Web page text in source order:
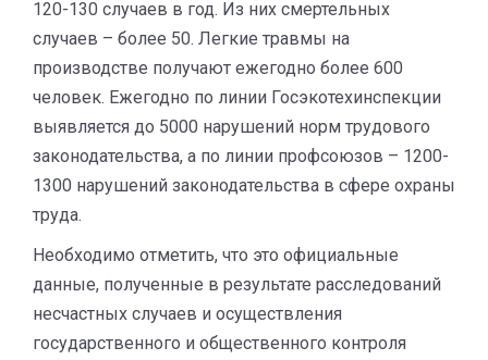
120-130 случаев в год. Из них смертельных
случаев – более 50. Легкие травмы на
производстве получают ежегодно более 600
человек. Ежегодно по линии Госэкотехинспекции
выявляется до 5000 нарушений норм трудового
законодательства, а по линии профсоюзов – 1200-
1300 нарушений законодательства в сфере охраны
труда.
Необходимо отметить, что это официальные
данные, полученные в результате расследований
несчастных случаев и осуществления
государственного и общественного контроля